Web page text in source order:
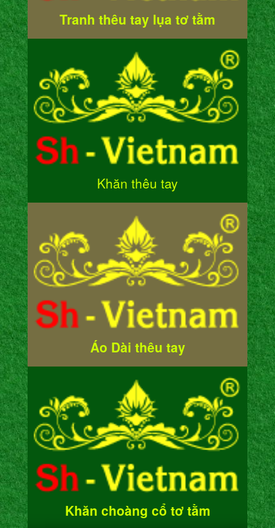
Tranh thêu tay lụa tơ tằm
Khăn thêu tay
Áo Dài thêu tay
Khăn choàng cổ tơ tằm